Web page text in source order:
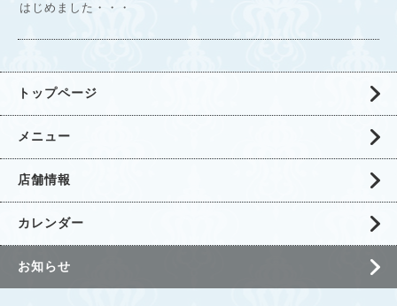
はじめました・・・
トップページ
メニュー
店舗情報
カレンダー
お知らせ